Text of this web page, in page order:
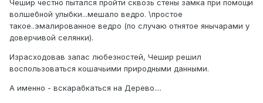
Чешир честно пытался пройти сквозь стены замка при помощи
волшебной улыбки...мешало ведро. \простое
такое..эмалированное ведро (по случаю отнятое янычарами у
доверчивой селянки).
Израсходовав запас любезностей, Чешир решил
воспользоваться кошачьими природными данными.
А именно - вскарабкаться на Дерево....